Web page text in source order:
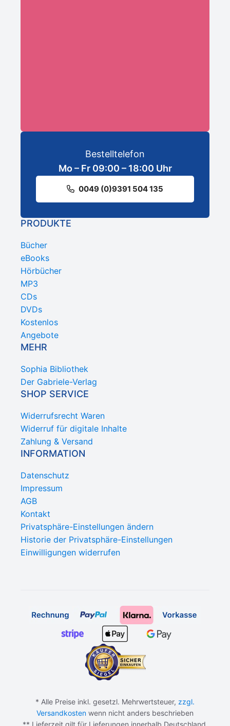
Bestelltelefon
Mo – Fr 09:00 – 18:00 Uhr
0049 (0)9391 504 135
PRODUKTE
Bücher
eBooks
Hörbücher
MP3
CDs
DVDs
Kostenlos
Angebote
MEHR
Sophia Bibliothek
Der Gabriele-Verlag
SHOP SERVICE
Widerrufsrecht Waren
Widerruf für digitale Inhalte
Zahlung & Versand
INFORMATION
Datenschutz
Impressum
AGB
Kontakt
Privatsphäre-Einstellungen ändern
Historie der Privatsphäre-Einstellungen
Einwilligungen widerrufen
* Alle Preise inkl. gesetzl. Mehrwertsteuer, zzgl.
Versandkosten wenn nicht anders beschrieben
** Lieferzeit gilt für Lieferungen innerhalb Deutschland.